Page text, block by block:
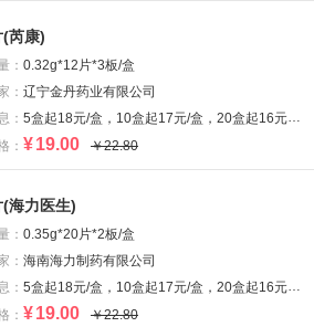
芮康)
： 0.32g*12片*3板/盒
： 辽宁金丹药业有限公司
： 5盒起18元/盒，10盒起17元/盒，20盒起16元/盒
： ¥19.00 ￥22.80
海力医生)
： 0.35g*20片*2板/盒
： 海南海力制药有限公司
： 5盒起18元/盒，10盒起17元/盒，20盒起16元/盒
： ¥19.00 ￥22.80